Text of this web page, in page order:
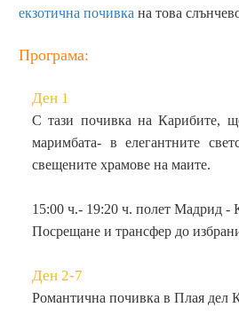
екзотична почивка на това
Програма:
Ден 1
С тази почивка на Карибите,
маримбата- в елегантните
свещените храмове на маите.
15:00 ч.- 19:20 ч. полет Мадрид -
Посрещане и трансфер до
Ден 2-7
Романтична почивка в Плая дел